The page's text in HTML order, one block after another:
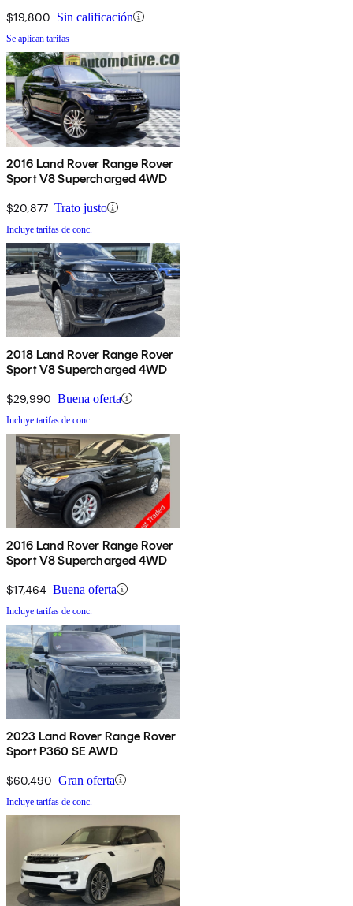
$19,800 Sin calificación
Se aplican tarifas
2016 Land Rover Range Rover
Sport V8 Supercharged 4WD
$20,877 Trato justo
Incluye tarifas de conc.
2018 Land Rover Range Rover
Sport V8 Supercharged 4WD
$29,990 Buena oferta
Incluye tarifas de conc.
2016 Land Rover Range Rover
Sport V8 Supercharged 4WD
$17,464 Buena oferta
Incluye tarifas de conc.
2023 Land Rover Range Rover
Sport P360 SE AWD
$60,490 Gran oferta
Incluye tarifas de conc.